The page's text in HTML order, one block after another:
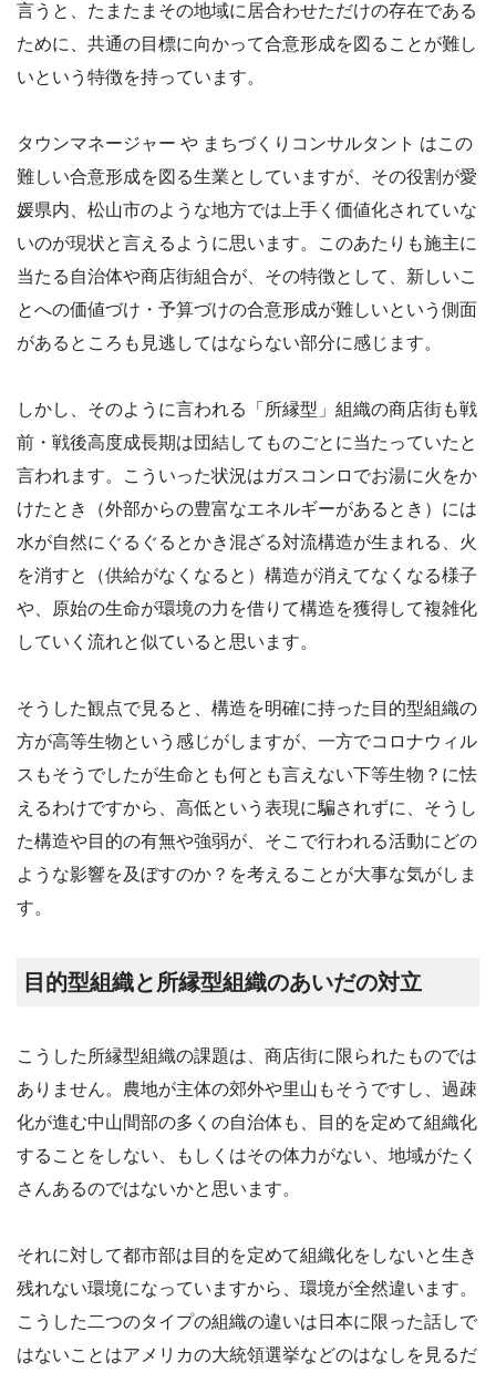
言うと、たまたまその地域に居合わせただけの存在である
ために、共通の目標に向かって合意形成を図ることが難し
いという特徴を持っています。
タウンマネージャー や まちづくりコンサルタント はこの
難しい合意形成を図る生業としていますが、その役割が愛
媛県内、松山市のような地方では上手く価値化されていな
いのが現状と言えるように思います。このあたりも施主に
当たる自治体や商店街組合が、その特徴として、新しいこ
とへの価値づけ・予算づけの合意形成が難しいという側面
があるところも見逃してはならない部分に感じます。
しかし、そのように言われる「所縁型」組織の商店街も戦
前・戦後高度成長期は団結してものごとに当たっていたと
言われます。こういった状況はガスコンロでお湯に火をか
けたとき（外部からの豊富なエネルギーがあるとき）には
水が自然にぐるぐるとかき混ざる対流構造が生まれる、火
を消すと（供給がなくなると）構造が消えてなくなる様子
や、原始の生命が環境の力を借りて構造を獲得して複雑化
していく流れと似ていると思います。
そうした観点で見ると、構造を明確に持った目的型組織の
方が高等生物という感じがしますが、一方でコロナウィル
スもそうでしたが生命とも何とも言えない下等生物？に怯
えるわけですから、高低という表現に騙されずに、そうし
た構造や目的の有無や強弱が、そこで行われる活動にどの
ような影響を及ぼすのか？を考えることが大事な気がしま
す。
目的型組織と所縁型組織のあいだの対立
こうした所縁型組織の課題は、商店街に限られたものでは
ありません。農地が主体の郊外や里山もそうですし、過疎
化が進む中山間部の多くの自治体も、目的を定めて組織化
することをしない、もしくはその体力がない、地域がたく
さんあるのではないかと思います。
それに対して都市部は目的を定めて組織化をしないと生き
残れない環境になっていますから、環境が全然違います。
こうした二つのタイプの組織の違いは日本に限った話しで
はないことはアメリカの大統領選挙などのはなしを見るだ